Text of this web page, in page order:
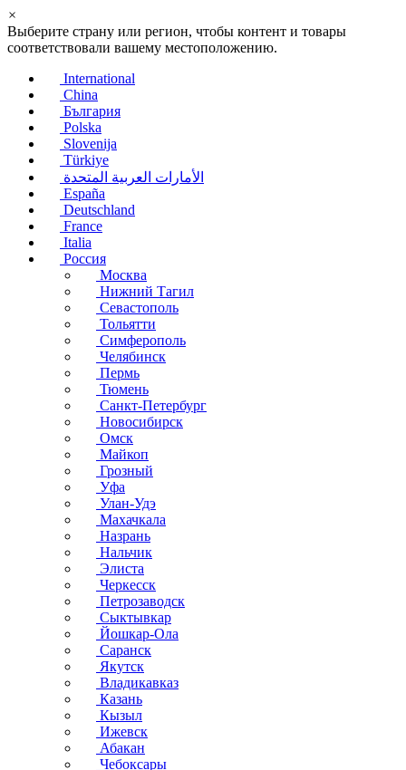
×
Выберите страну или регион, чтобы контент и товары
соответствовали вашему местоположению.
International
China
България
Polska
Slovenija
Türkiye
الأمارات العربية المتحدة
España
Deutschland
France
Italia
Россия
Москва
Нижний Тагил
Севастополь
Тольятти
Симферополь
Челябинск
Пермь
Тюмень
Санкт-Петербург
Новосибирск
Омск
Майкоп
Грозный
Уфа
Улан-Удэ
Махачкала
Назрань
Нальчик
Элиста
Черкесск
Петрозаводск
Сыктывкар
Йошкар-Ола
Саранск
Якутск
Владикавказ
Казань
Кызыл
Ижевск
Абакан
Чебоксары